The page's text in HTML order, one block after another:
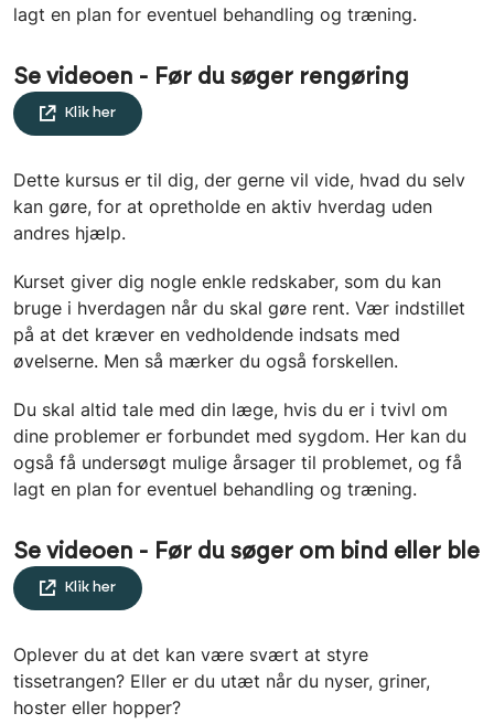
lagt en plan for eventuel behandling og træning.
Se videoen - Før du søger rengøring
Klik her
Dette kursus er til dig, der gerne vil vide, hvad du selv
kan gøre, for at opretholde en aktiv hverdag uden
andres hjælp.
Kurset giver dig nogle enkle redskaber, som du kan
bruge i hverdagen når du skal gøre rent. Vær indstillet
på at det kræver en vedholdende indsats med
øvelserne. Men så mærker du også forskellen.
Du skal altid tale med din læge, hvis du er i tvivl om
dine problemer er forbundet med sygdom. Her kan du
også få undersøgt mulige årsager til problemet, og få
lagt en plan for eventuel behandling og træning.
Se videoen - Før du søger om bind eller ble
Klik her
Oplever du at det kan være svært at styre
tissetrangen? Eller er du utæt når du nyser, griner,
hoster eller hopper?